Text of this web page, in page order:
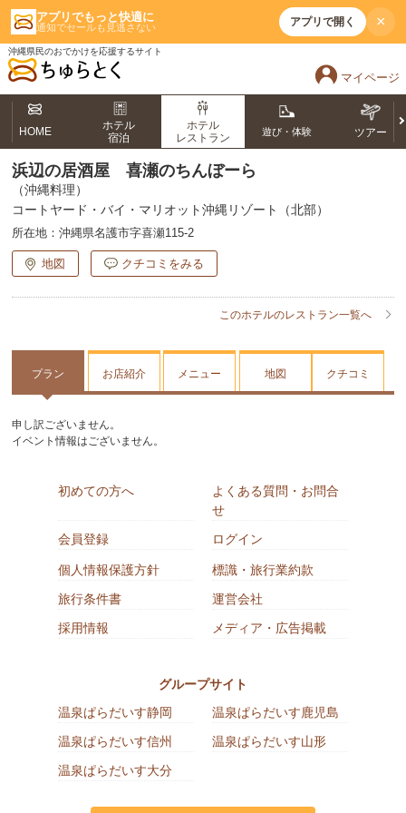
アプリでもっと快適に
通知でセールも見逃さない アプリで開く ×
沖縄県民のおでかけを応援するサイト
マイページ
HOME
ホテル
宿泊
ホテル
レストラン
遊び・体験 ツアー
浜辺の居酒屋 喜瀬のちんぼーら
（沖縄料理）
コートヤード・バイ・マリオット沖縄リゾート（北部）
所在地： 沖縄県名護市字喜瀬115-2
地図 クチコミをみる
このホテルのレストラン一覧へ
プラン お店紹介 メニュー 地図 クチコミ
申し訳ございません。
イベント情報はございません。
初めての方へ
よくある質問・お問合
せ
会員登録
ログイン
個人情報保護方針
標識・旅行業約款
旅行条件書
運営会社
採用情報
メディア・広告掲載
グループサイト
温泉ぱらだいす静岡
温泉ぱらだいす鹿児島
温泉ぱらだいす信州
温泉ぱらだいす山形
温泉ぱらだいす大分